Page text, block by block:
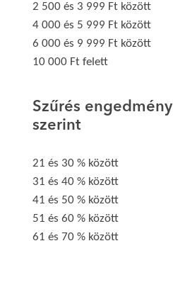
2 500 és 3 999 Ft között
4 000 és 5 999 Ft között
6 000 és 9 999 Ft között
10 000 Ft felett
Szűrés engedmény
szerint
21 és 30 % között
31 és 40 % között
41 és 50 % között
51 és 60 % között
61 és 70 % között